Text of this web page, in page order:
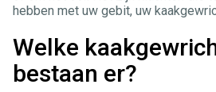
hebben met uw gebit, uw
Welke
bestaan er?